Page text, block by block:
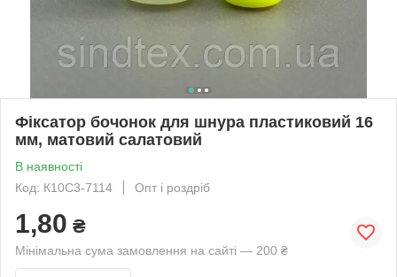
Фіксатор бочонок для шнура пластиковий 16
мм, матовий салатовий
В наявності
Код: К10С3-7114
Опт і роздріб
1,80 ₴
Мінімальна сума замовлення на сайті — 200 ₴